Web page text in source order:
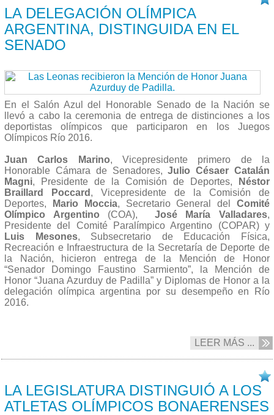
LA DELEGACIÓN OLÍMPICA
ARGENTINA, DISTINGUIDA EN EL
SENADO
En el Salón Azul del Honorable Senado de la Nación se
llevó a cabo la ceremonia de entrega de distinciones a los
deportistas olímpicos que participaron en los Juegos
Olímpicos Río 2016.
Juan Carlos Marino, Vicepresidente primero de la
Honorable Cámara de Senadores,Julio Césaer Catalán
Magni, Presidente de la Comisión de Deportes,
Néstor
Braillard Poccard , Vicepresidente de la Comisión de
Deportes,
Mario Moccia, Secretario General delComité
Olímpico Argentino (COA), José María Valladares,
Presidente del Comité Paralímpico Argentino (COPAR) y
Luis Mesones, Subsecretario de Educación Física,
Recreación e Infraestructura de la Secretaría de Deporte de
la Nación, hicieron entrega de la Mención de Honor
“Senador Domingo Faustino Sarmiento”, la Mención de
Honor “Juana Azurduy de Padilla” y Diplomas de Honor a la
delegación olímpica argentina por su desempeño en Río
2016.
LEER MÁS ...
LA LEGISLATURA DISTINGUIÓ A LOS
ATLETAS OLÍMPICOS BONAERENSES